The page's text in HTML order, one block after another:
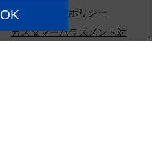
プライバシーポリシー
カスタマーハラスメント対
OK